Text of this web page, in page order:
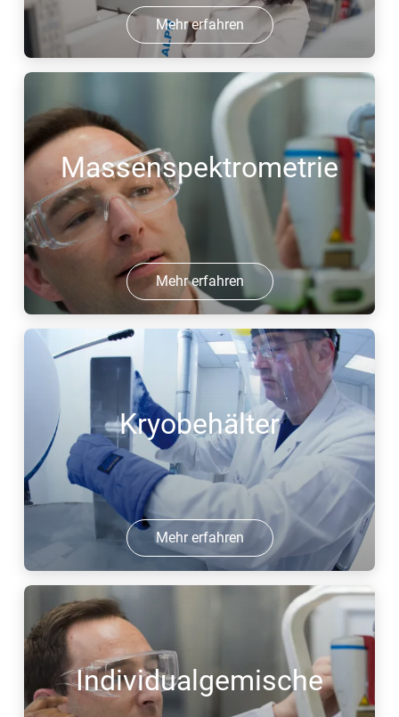
Mehr erfahren
Massenspektrometrie
Mehr erfahren
Kryobehälter
Mehr erfahren
Individualgemische